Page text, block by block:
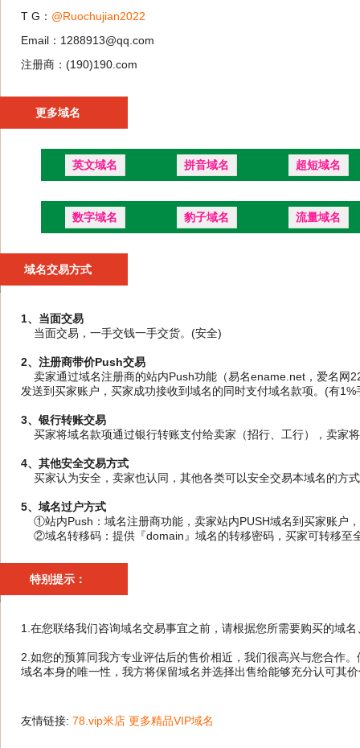
T G： @Ruochujian2022
Email：1288913@qq.com
注册商：(190)190.com
更多域名
英文域名 拼音域名 超短域名
数字域名 豹子域名 流量域名
域名交易方式
1、当面交易
当面交易，一手交钱一手交货。(安全)
2、注册商带价Push交易
卖家通过域名注册商的站内Push功能（易名ename.net，爱名网
发送到买家账户，买家成功接收到域名的同时支付域名款项。(有
3、银行转账交易
买家将域名款项通过银行转账支付给卖家（招行、工行），卖家
4、其他安全交易方式
买家认为安全，卖家也认同，其他各类可以安全交易本域名的方
5、域名过户方式
①站内Push：域名注册商功能，卖家站内PUSH域名到买家账户
②域名转移码：提供『domain』域名的转移密码，买家可转移至
特别提示：
1.在您联络我们咨询域名交易事宜之前，请根据您所需要购买的域
2.如您的预算同我方专业评估后的售价相近，我们很高兴与您合作
域名本身的唯一性，我方将保留域名并选择出售给能够充分认可其
友情链接: 78.vip米店 更多精品VIP域名